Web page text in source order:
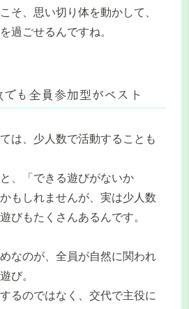
そ、思い切り体を動かして、
過ごせるんですね。
も全員参加型がベスト
は、少人数で活動することも
、「できる遊びがないか
もしれませんが、実は少人数
びもたくさんあるんです。
なのが、全員が自然に関われ
び。
るのではなく、交代で主役に